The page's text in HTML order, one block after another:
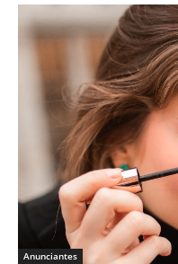
Anunciantes